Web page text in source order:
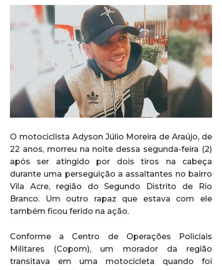
O motociclista Adyson Júlio Moreira de Araújo, de
22 anos, morreu na noite dessa segunda-feira (2)
após ser atingido por dois tiros na cabeça
durante uma perseguição a assaltantes no bairro
Vila Acre, região do Segundo Distrito de Rio
Branco. Um outro rapaz que estava com ele
também ficou ferido na ação.
Conforme a Centro de Operações Policiais
Militares (Copom), um morador da região
transitava em uma motocicleta quando foi